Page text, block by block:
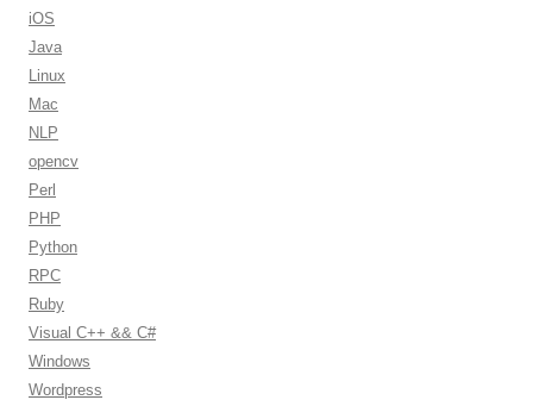
r
:
iOS
Java
Linux
Mac
NLP
opencv
Perl
PHP
Python
RPC
Ruby
Visual C++ && C#
Windows
Wordpress